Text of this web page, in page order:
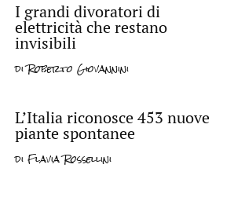
I grandi divoratori di
elettricità che restano
invisibili
diRoberto Giovannini
L’Italia riconosce 453 nuove
piante spontanee
diFlavia Rossellini